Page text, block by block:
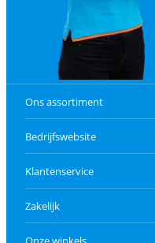
Ons assortiment
Bedrijfswebsite
Klantenservice
Zakelijk